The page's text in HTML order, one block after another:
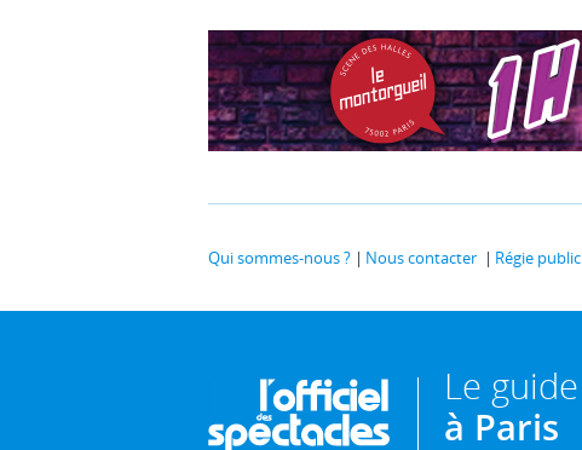
Qui sommes-nous ? Nous contacter Régie
Le
à Paris